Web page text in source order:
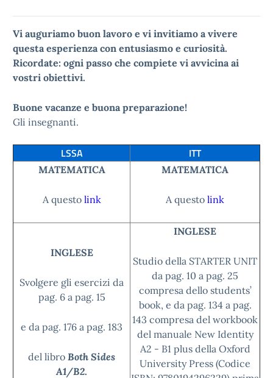
Vi auguriamo buon lavoro e vi invitiamo a vivere
questa esperienza con entusiasmo e curiosità.
Ricordate: ogni passo che compiete vi avvicina ai
vostri obiettivi.
Buone vacanze e buona preparazione!
Gli insegnanti.
LSSA ITT
MATEMATICA
A questo link
MATEMATICA
A questo link
INGLESE
Svolgere gli esercizi da
pag. 6 a pag. 15
e da pag. 176 a pag. 183
del libro Both Sides
A1/B2.
INGLESE
Studio della STARTER UNIT
da pag. 10 a pag. 25
compresa dello students’
book, e da pag. 134 a pag.
143 compresa del workbook
del manuale New Identity
A2 - B1 plus della Oxford
University Press (Codice